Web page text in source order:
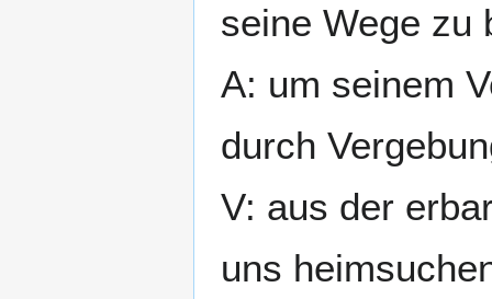
seine Wege zu
A: um seinem
durch
V: aus der
uns